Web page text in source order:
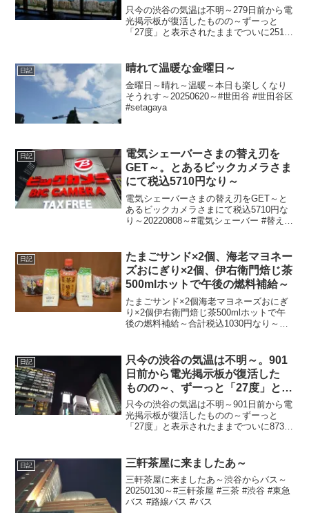
されたままで、ついに251日前か
ら電源オフ状態に～
只今の渋谷の気温は不明～279日前から電
光掲示板が復活したものの～ずーっと
「27度」と表示されたままでついに251日
#shibuya #気温
日記 晴れて温暖な金曜日～
金曜日～晴れ～温暖～本日も楽しくなり
そうれす～20250620～#世田谷 #世田谷区
#setagaya
日記
電気シェーバーさまの替え刃を
GET～。とあるビックカメラさま
にて税込5710円なり～
電気シェーバーさまの替え刃をGET～と
あるビックカメラさまにて税込5710円な
り～20220808～#電気シェーバー #替え刃
日記
たまごサンド×2個、海老マヨネー
ズおにぎり×2個、伊右衛門焙じ茶
500mlホットで午後の燃料補給～
たまごサンド×2個海老マヨネーズおにぎ
り×2個伊右衛門焙じ茶500mlホットで午
後の燃料補給～合計税込1030円なり～
すび #伊右衛門 #焙じ茶 ...
日記
只今の渋谷の気温は不明～。901
日前から電光掲示板が復活した
ものの～、ずーっと「27度」と表
示されたままで、ついに873日前
か ら電源オフ状態に
只今の渋谷の気温は不明～901日前から電
光掲示板が復活したものの～ずーっと
「27度」と表示されたままでついに873日
#渋谷 #shibuya #気温
日記 三軒茶屋に来ましたあ～
三軒茶屋に来ましたあ～渋谷からバス～
20250130～#三軒茶屋 #三茶 #渋谷 #東急
バス #路線バス #バス